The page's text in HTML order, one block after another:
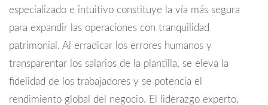
especializado e intuitivo constituye la vía más segura
para expandir las operaciones con tranquilidad
patrimonial. Al erradicar los errores humanos y
transparentar los salarios de la plantilla, se eleva la
fidelidad de los trabajadores y se potencia el
rendimiento global del negocio. El liderazgo experto,